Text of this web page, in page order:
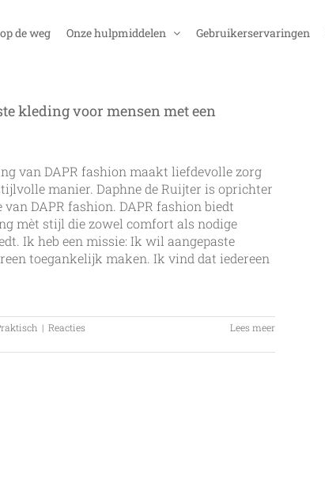
de weg Onze hulpmiddelen Gebruikerservaringen
kleding voor mensen met een
van DAPR fashion maakt liefdevolle zorg
manier. Daphne de Ruijter is oprichter
van DAPR fashion. DAPR fashion biedt
mèt stijl die zowel comfort als nodige
Ik heb een missie: Ik wil aangepaste
toegankelijk maken. Ik vind dat iedereen
| Reacties
Lees meer